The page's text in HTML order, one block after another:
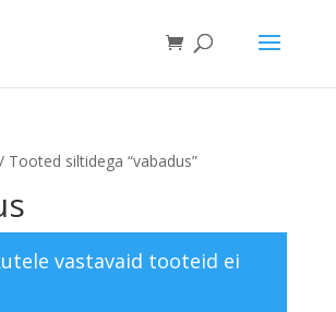
/ Tooted siltidega “vabadus”
vastavaid tooteid ei